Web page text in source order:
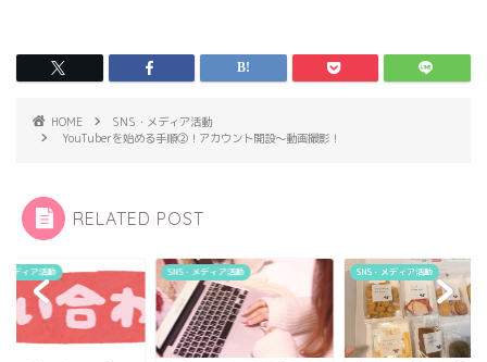
HOME
SNS・メディア活動
YouTuberを始める手順②！アカウント開設〜動画撮影！
RELATED POST
メディア活動 SNS・メディア活動 SNS・メディア活動